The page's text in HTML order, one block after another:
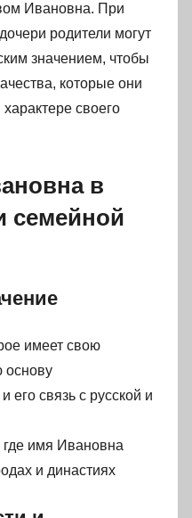
Ивановна. При
родители могут
значением, чтобы
которые они
своего
в
семейной
имеет свою
основу
его связь с русской и
имя Ивановна
и династиях